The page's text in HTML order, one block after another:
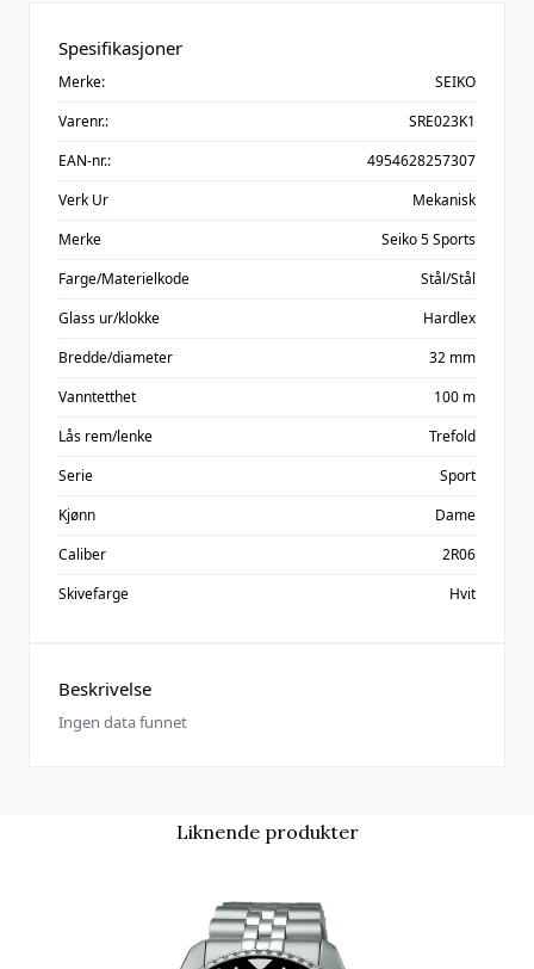
Beskrivelse
Ingen data funnet
Spesifikasjoner
Merke:
SEIKO
Varenr.:
SRE023K1
EAN-nr.:
4954628257307
Verk Ur
Mekanisk
Merke
Seiko 5 Sports
Farge/Materielkode
Stål/Stål
Glass ur/klokke
Hardlex
Bredde/diameter
32 mm
Vanntetthet
100 m
Lås rem/lenke
Trefold
Serie
Sport
Kjønn
Dame
Caliber
2R06
Skivefarge
Hvit
Liknende produkter